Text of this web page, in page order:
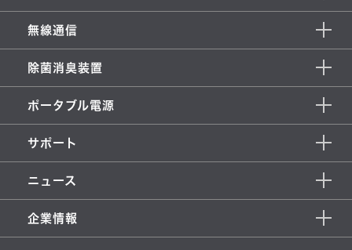
無線通信
除菌消臭装置
ポータブル電源
サポート
ニュース
企業情報